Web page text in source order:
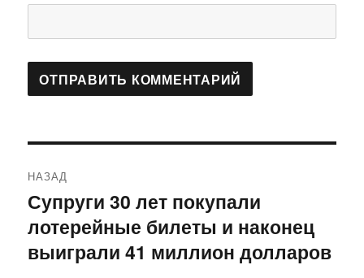
по
записям
НАЗАД
Предыдущая
запись:
Супруги 30 лет покупали
лотерейные билеты и наконец
выиграли 41 миллион долларов